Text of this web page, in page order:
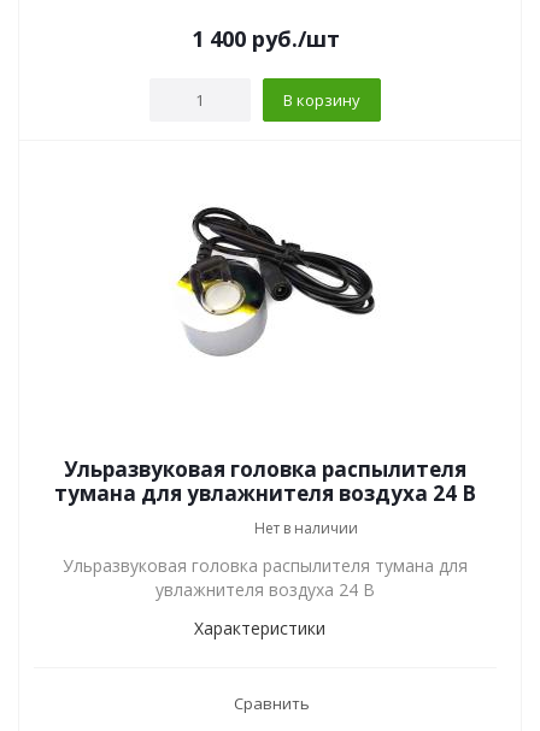
1 400 руб./шт
В корзину
Ульразвуковая головка распылителя
тумана для увлажнителя воздуха 24 В
Нет в наличии
Ульразвуковая головка распылителя тумана для
увлажнителя воздуха 24 В
Характеристики
Сравнить